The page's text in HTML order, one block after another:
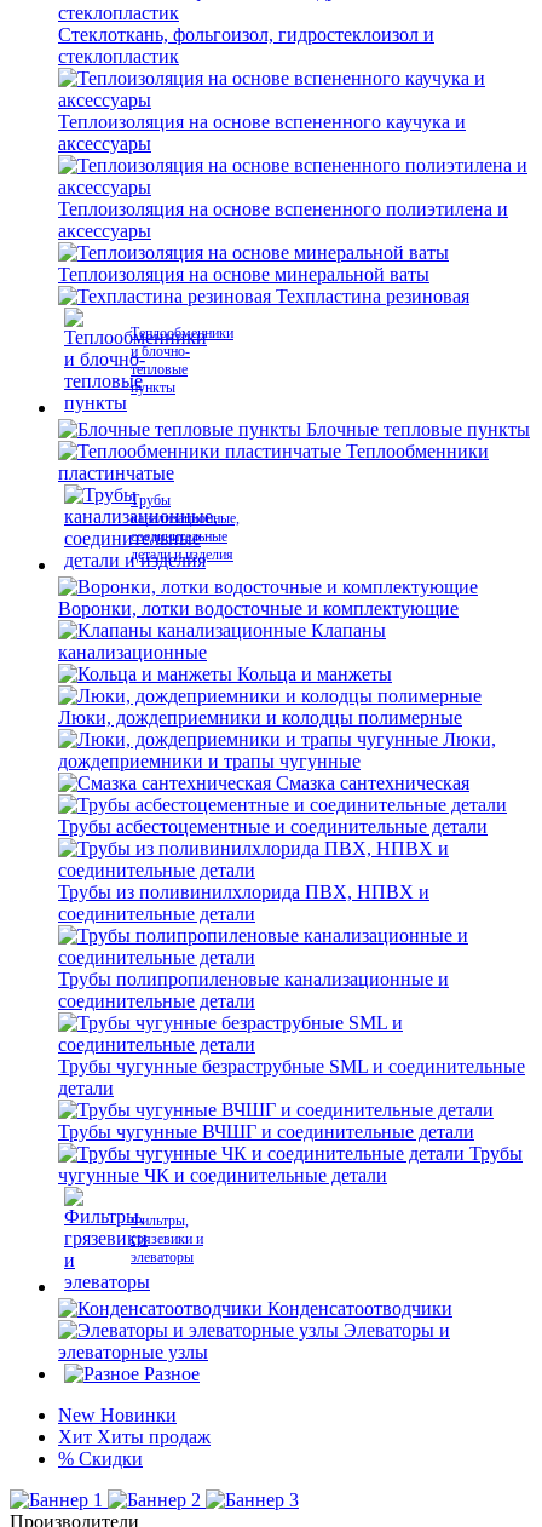
Стеклоткань, фольгоизол, гидростеклоизол и
стеклопластик
Теплоизоляция на основе вспененного каучука и
аксессуары
Теплоизоляция на основе вспененного полиэтилена и
аксессуары
Теплоизоляция на основе минеральной ваты
Техпластина резиновая
Теплообменники
и блочно-
тепловые
пункты
Блочные тепловые пункты
Теплообменники
пластинчатые
Трубы
канализационные,
соединительные
детали и изделия
Воронки, лотки водосточные и комплектующие
Клапаны
канализационные
Кольца и манжеты
Люки, дождеприемники и колодцы полимерные
Люки,
дождеприемники и трапы чугунные
Смазка сантехническая
Трубы асбестоцементные и соединительные детали
Трубы из поливинилхлорида ПВХ, НПВХ и
соединительные детали
Трубы полипропиленовые канализационные и
соединительные детали
Трубы чугунные безраструбные SML и соединительные
детали
Трубы чугунные ВЧШГ и соединительные детали
Трубы
чугунные ЧК и соединительные детали
Фильтры,
грязевики и
элеваторы
Конденсатоотводчики
Элеваторы и
элеваторные узлы
Разное
New Новинки
Хит Хиты продаж
% Скидки
Производители